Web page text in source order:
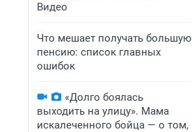
Видео
Что мешает получать большую
пенсию: список главных
ошибок
«Долго боялась
выходить на улицу». Мама
искалеченного бойца — о том,